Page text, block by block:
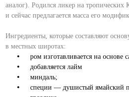
аналог). Родился ликер на тропических
и сейчас предлагается масса его
Ингредиенты, которые составляют
в местных широтах:
ром изготавливается на основе
добавляется лайм
миндаль;
специи — душистый ямайский